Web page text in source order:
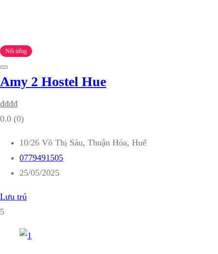
Nổi tiếng
Amy 2 Hostel Hue
₫₫₫₫
0.0 (0)
10/26 Võ Thị Sáu, Thuận Hóa, Huế
0779491505
25/05/2025
Lưu trú
5